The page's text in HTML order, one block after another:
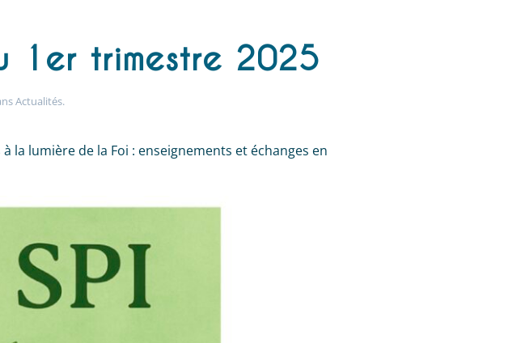
1er trimestre 2025
Actualités.
la lumière de la Foi : enseignements et échanges en